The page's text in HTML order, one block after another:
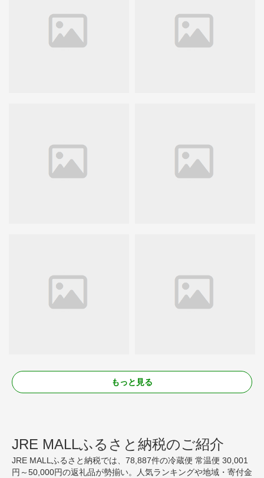
もっと見る
JRE MALLふるさと納税のご紹介
JRE MALLふるさと納税では、78,887件の冷蔵便 常温便 30,001
円～50,000円の返礼品が勢揃い。人気ランキングや地域・寄付金